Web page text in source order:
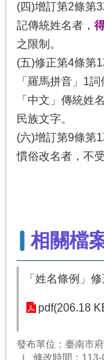
(四)增訂第2條第
記傳統姓名者，
之限制。
(五)修正第4條第
「羅馬拼音」1
「中文」傳統姓
民族文字。
(六)增訂第9條第
慣俗改名者，不
相關檔
「姓名條例」
pdf(206.18
發布單位：臺南市
修改時間：113-